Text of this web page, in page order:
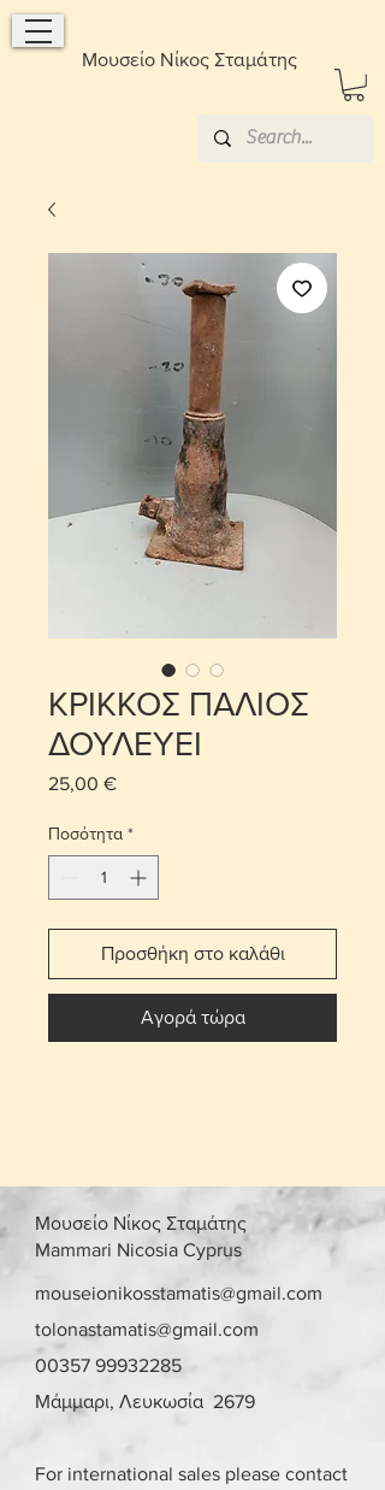
Μουσείο Νίκος Σταμάτης
ΚΡΙΚΚΟΣ ΠΑΛΙΟΣ
ΔΟΥΛΕΥΕΙ
25,00 €Τιμή
Ποσότητα *
Προσθήκη στο καλάθι
Αγορά τώρα
Μουσείο Νίκος Σταμάτης
Mammari Nicosia Cyprus
mouseionikosstamatis@gmail.com
tolonastamatis@gmail.com
00357 99932285
Μάμμαρι, Λευκωσία 2679
For international sales please contact